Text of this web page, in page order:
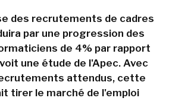
des recrutements de cadres
par une progression des
de 4% par rapport
une étude de l'Apec. Avec
attendus, cette
tirer le marché de l'emploi